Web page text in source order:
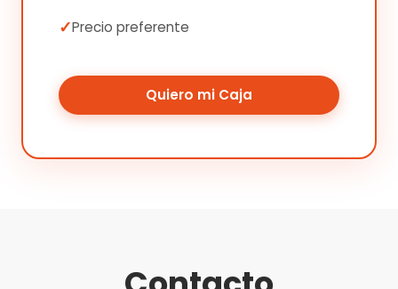
Precio preferente
Quiero mi Caja